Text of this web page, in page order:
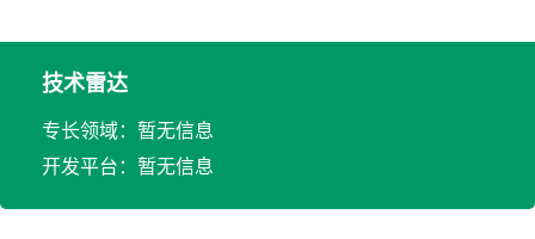
技术雷达
专长领域：暂无信息
开发平台：暂无信息